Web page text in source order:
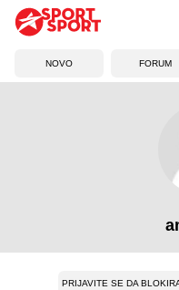
NOVO FORUM
PRIJAVITE SE DA